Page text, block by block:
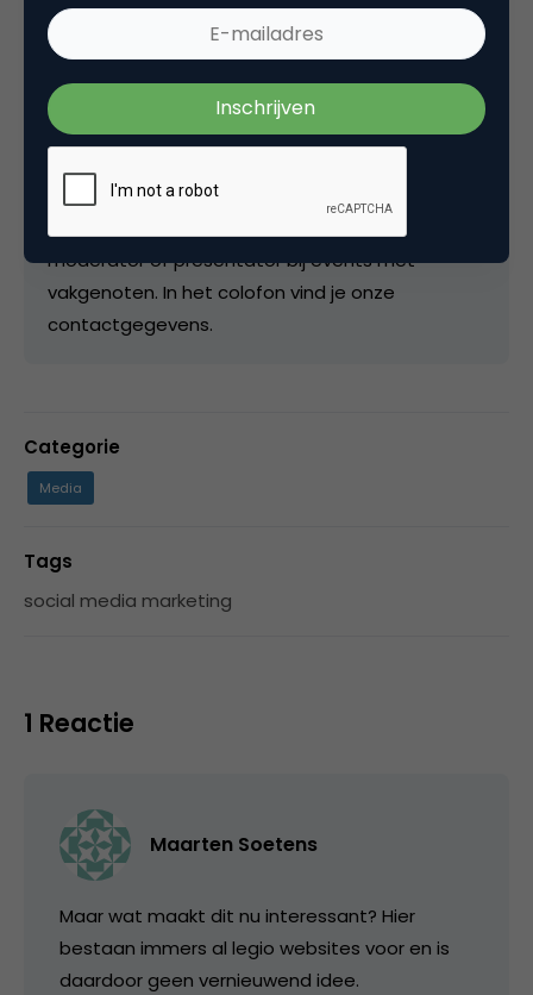
Hoofdredactie bijMarketingfacts
De postings op de site worden door de redactie
beoordeeld en ingepland en als we er tijd voor
vinden, schrijven we zelf een artikel. Als redactie
samenstelling van het NIMA Marketingfacts
Jaarboek en we treden ook geregeld op als
moderator of presentator bij events met
vakgenoten. In het colofon vind je onze
contactgegevens.
Categorie
Media
Tags
social media marketing
1 Reactie
Maarten Soetens
Maar wat maakt dit nu interessant? Hier
bestaan immers al legio websites voor en is
daardoor geen vernieuwend idee.